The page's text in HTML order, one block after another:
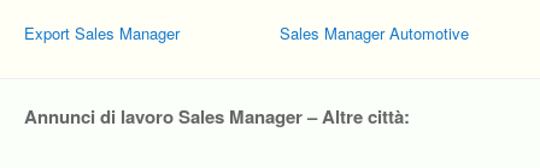
Export Sales Manager Sales Manager Automotive
Annunci di lavoro Sales Manager – Altre città: